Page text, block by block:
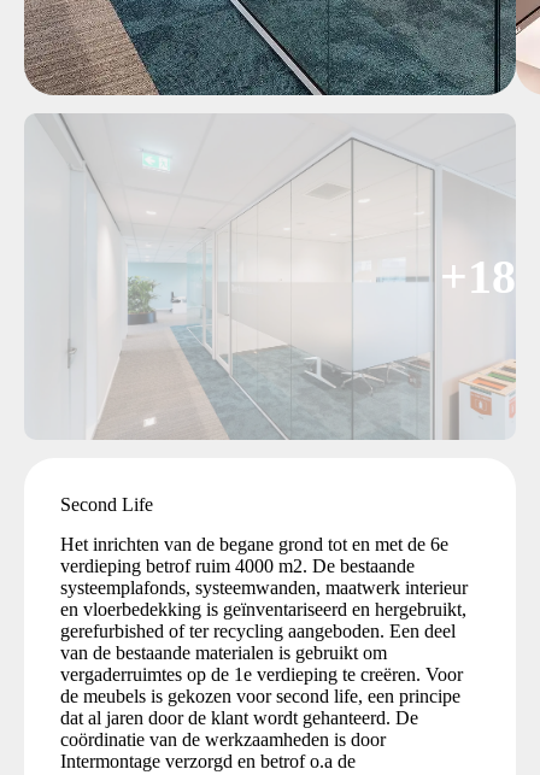
+18
Second Life
Het inrichten van de begane grond tot en met de 6e
verdieping betrof ruim 4000 m2. De bestaande
systeemplafonds, systeemwanden, maatwerk interieur
en vloerbedekking is geïnventariseerd en hergebruikt,
gerefurbished of ter recycling aangeboden. Een deel
van de bestaande materialen is gebruikt om
vergaderruimtes op de 1e verdieping te creëren. Voor
de meubels is gekozen voor second life, een principe
dat al jaren door de klant wordt gehanteerd. De
coördinatie van de werkzaamheden is door
Intermontage verzorgd en betrof o.a de